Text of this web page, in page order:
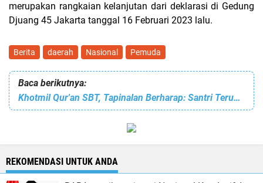
merupakan rangkaian kelanjutan dari deklarasi di Gedung
Djuang 45 Jakarta tanggal 16 Februari 2023 lalu.
Berita daerah Nasional Pemuda
Baca berikutnya:
Khotmil Qur'an SBT, Tapinalan Berharap: Santri Terus Memahami dan Mengamalkan Isi Al-Qur'an
REKOMENDASI UNTUK ANDA